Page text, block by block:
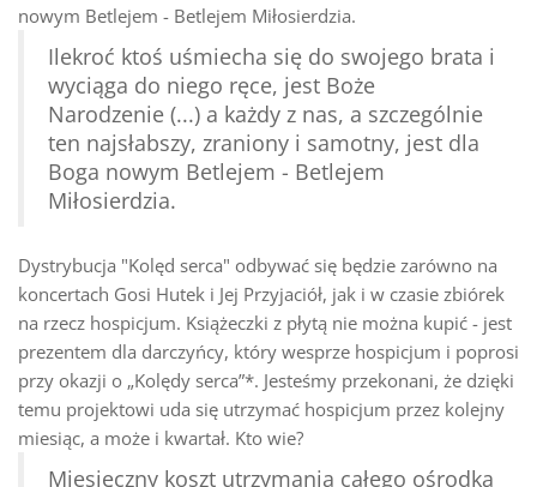
nowym Betlejem - Betlejem Miłosierdzia.
Ilekroć ktoś uśmiecha się do swojego brata i
wyciąga do niego ręce, jest Boże
Narodzenie (...) a każdy z nas, a szczególnie
ten najsłabszy, zraniony i samotny, jest dla
Boga nowym Betlejem - Betlejem
Miłosierdzia.
Dystrybucja "Kolęd serca" odbywać się będzie zarówno na
koncertach Gosi Hutek i Jej Przyjaciół, jak i w czasie zbiórek
na rzecz hospicjum. Książeczki z płytą nie można kupić - jest
prezentem dla darczyńcy, który wesprze hospicjum i poprosi
przy okazji o „Kolędy serca”*. Jesteśmy przekonani, że dzięki
temu projektowi uda się utrzymać hospicjum przez kolejny
miesiąc, a może i kwartał. Kto wie?
Miesięczny koszt utrzymania całego ośrodka